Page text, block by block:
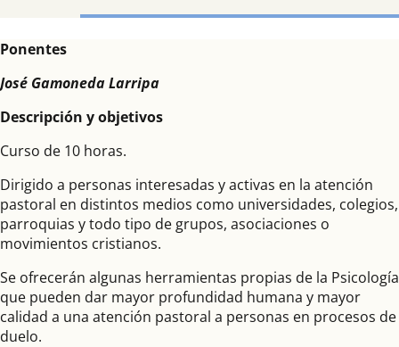
Saber más
Ponentes
José Gamoneda Larripa
Descripción y objetivos
Curso de 10 horas.
Dirigido a personas interesadas y activas en la atención
pastoral en distintos medios como universidades, colegios,
parroquias y todo tipo de grupos, asociaciones o
movimientos cristianos.
Se ofrecerán algunas herramientas propias de la Psicología
que pueden dar mayor profundidad humana y mayor
calidad a una atención pastoral a personas en procesos de
duelo.